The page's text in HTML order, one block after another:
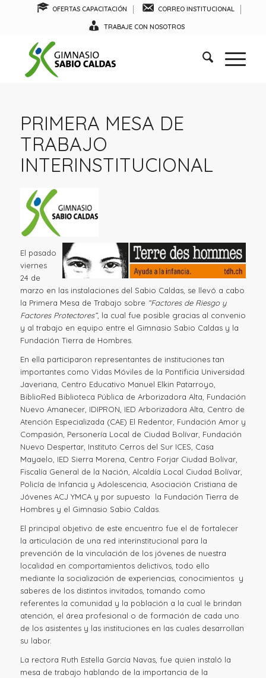
OFERTAS CAPACITACIÓN CORREO INSTITUCIONAL
TRABAJE CON NOSOTROS
PRIMERA MESA DE
TRABAJO
INTERINSTITUCIONAL
El pasado
viernes
24 de
marzo en las instalaciones del Sabio Caldas, se llevó a cabo
la Primera Mesa de Trabajo sobre “Factores de Riesgo y
Factores Protectores”, la cual fue posible gracias al convenio
y al trabajo en equipo entre el Gimnasio Sabio Caldas y la
Fundación Tierra de Hombres.
En ella participaron representantes de instituciones tan
importantes como Vidas Móviles de la Pontificia Universidad
Javeriana, Centro Educativo Manuel Elkin Patarroyo,
BiblioRed Biblioteca Pública de Arborizadora Alta, Fundación
Nuevo Amanecer, IDIPRON, IED Arborizadora Alta, Centro de
Atención Especializada (CAE) El Redentor, Fundación Amor y
Compasión, Personería Local de Ciudad Bolívar, Fundación
Nuevo Despertar, Instituto Cerros del Sur ICES, Casa
Mayaelo, IED Sierra Morena, Centro Forjar Ciudad Bolívar,
Fiscalía General de la Nación, Alcaldía Local Ciudad Bolívar,
Policía de Infancia y Adolescencia, Asociación Cristiana de
Jóvenes ACJ YMCA y por supuesto la Fundación Tierra de
Hombres y el Gimnasio Sabio Caldas.
El principal objetivo de este encuentro fue el de fortalecer
la articulación de una red interinstitucional para la
prevención de la vinculación de los jóvenes de nuestra
localidad en comportamientos delictivos, todo ello
mediante la socialización de experiencias, conocimientos y
saberes de los distintos invitados, tomando como
referentes la comunidad y la población a la cual le brindan
atención, el área profesional o de formación de cada uno
de los asistentes y las instituciones en las cuales desarrollan
su labor.
La rectora Ruth Estella García Navas, fue quien instaló la
mesa de trabajo hablando de la importancia de la